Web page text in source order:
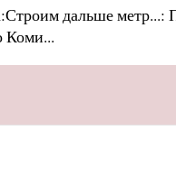
дальше метр...:
Коми...